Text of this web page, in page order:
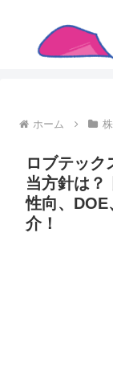
ホーム
ロブテック
当方針は？
性向、
介！